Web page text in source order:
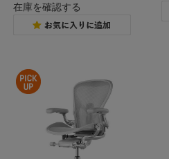
在庫を確認する